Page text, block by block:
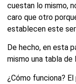
cuestan lo mismo,
caro que otro
establecen este
De hecho, en esta
mismo una tabla de
¿Cómo funciona?